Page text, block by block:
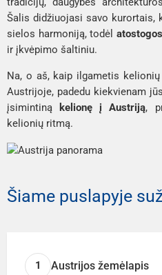
Šalis didžiuojasi savo kurortais,
sielos harmoniją, todėl
ir įkvėpimo šaltiniu.
Na, o aš, kaip ilgametis kelionių
Austrijoje, padedu kiekvienam
įsimintiną
kelionę į Austriją,
kelionių ritmą.
Šiame puslapyje
1 Austrijos žemėlapis